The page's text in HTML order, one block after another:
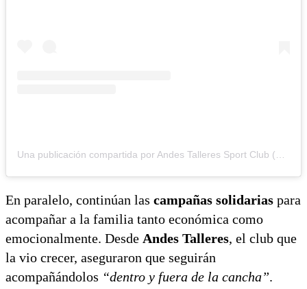
En paralelo, continúan las campañas solidarias para
acompañar a la familia tanto económica como
emocionalmente. Desde Andes Talleres, el club que
la vio crecer, aseguraron que seguirán
acompañándolos “dentro y fuera de la cancha”.